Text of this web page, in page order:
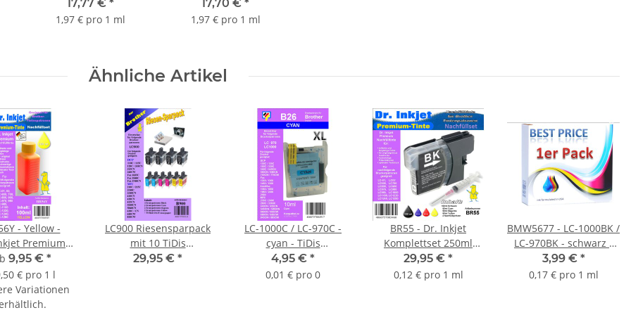
Druckerpatrone mit
9ml Inhalt -2934B001-
17,77 € *
1,97 € pro 1 ml
Druckerpatrone mit
9ml Inhalt -2935B001-
17,70 € *
1,97 € pro 1 ml
Ähnliche Artikel
- Yellow -
Premium
/
für
Brother
von
9,95 € *
€ pro 1 l
Variationen
LC900 Riesensparpack
mit 10 TiDis
Ersatzdruckerpatronen
29,95 € *
LC-1000C / LC-970C -
cyan - TiDis
Ersatzdruckerpatrone
für ca. 400 Seiten
4,95 € *
0,01 € pro 0
BR55 - Dr. Inkjet
Komplettset 250ml
Premium Druckertinte /
Nachfülltinte für
29,95 € *
0,12 € pro 1 ml
BMW5677 - LC-1000BK /
LC-970BK - schwarz -
Best Price
Ersatzdruckerpatrone
3,99 € *
0,17 € pro 1 ml